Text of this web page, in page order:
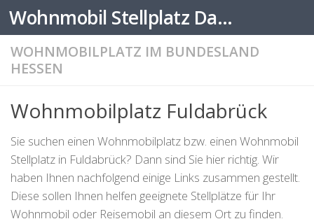
Zum Inhalt springen Wohnmobil Stellplatz Datenbank
WOHNMOBILPLATZ IM BUNDESLAND
HESSEN
Wohnmobilplatz Fuldabrück
Sie suchen einen Wohnmobilplatz bzw. einen Wohnmobil
Stellplatz in Fuldabrück? Dann sind Sie hier richtig. Wir
haben Ihnen nachfolgend einige Links zusammen gestellt.
Diese sollen Ihnen helfen geeignete Stellplätze für Ihr
Wohnmobil oder Reisemobil an diesem Ort zu finden.